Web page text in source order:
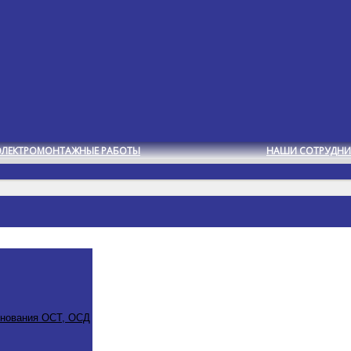
РАБОТЫ НАШИ
ОСТ, ОСД